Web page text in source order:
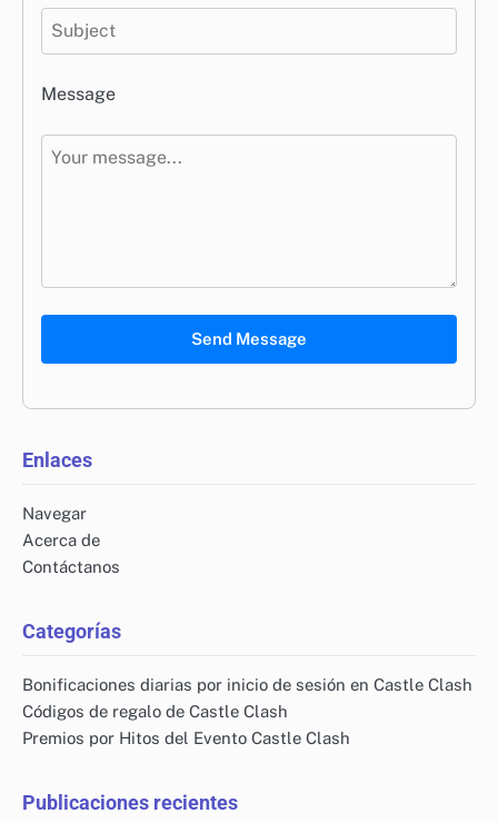
Message
Send Message
Enlaces
Navegar
Acerca de
Contáctanos
Categorías
Bonificaciones diarias por inicio de sesión en Castle Clash
Códigos de regalo de Castle Clash
Premios por Hitos del Evento Castle Clash
Publicaciones recientes